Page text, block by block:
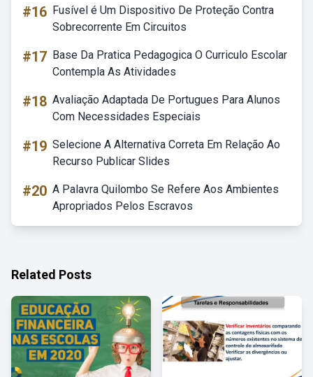
#16 Fusível é Um Dispositivo De Proteção Contra
Sobrecorrente Em Circuitos
#17 Base Da Pratica Pedagogica O Curriculo Escolar
Contempla As Atividades
#18 Avaliação Adaptada De Portugues Para Alunos
Com Necessidades Especiais
#19 Selecione A Alternativa Correta Em Relação Ao
Recurso Publicar Slides
#20 A Palavra Quilombo Se Refere Aos Ambientes
Apropriados Pelos Escravos
Related Posts